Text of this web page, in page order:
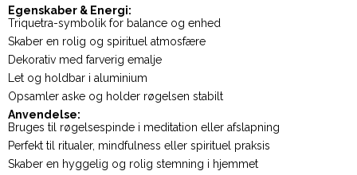
Egenskaber & Energi:
Triquetra-symbolik for balance og enhed
Skaber en rolig og spirituel atmosfære
Dekorativ med farverig emalje
Let og holdbar i aluminium
Opsamler aske og holder røgelsen stabilt
Anvendelse:
Bruges til røgelsespinde i meditation eller afslapning
Perfekt til ritualer, mindfulness eller spirituel praksis
Skaber en hyggelig og rolig stemning i hjemmet